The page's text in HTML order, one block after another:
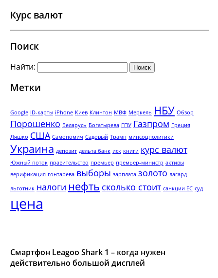
Курс валют
Поиск
Найти:
Метки
Google ID-карты iPhone Киев Клинтон МВФ Меркель НБУ Обзор
Порошенко Беларусь Богатырева ГПУ Газпром Греция
Ляшко США Самопомич Садовый Трамп минсоцполитики
Украина депозит дельта банк иск книги курс валют
Южный поток правительство премьер премьер-министр активы
верификация гонтарева выборы зарплата золото лагард
льготник налоги нефть сколько стоит санкции ЕС суд
цена
Смартфон Leagoo Shark 1 – когда нужен
действительно большой дисплей